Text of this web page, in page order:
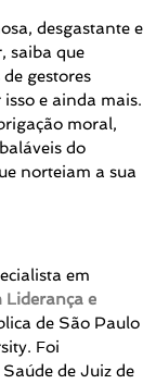
desgastante e
saiba que
gestores
e ainda mais.
moral,
do
norteiam a sua
em
Liderança e
de São Paulo
Foi
de Juiz de